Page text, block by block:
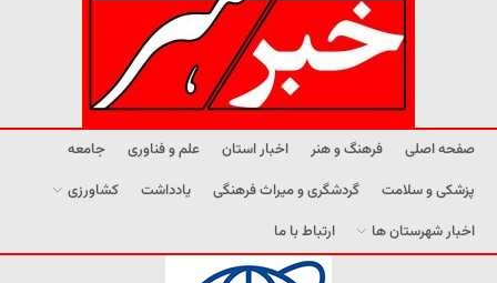
صفحه اصلی فرهنگ و هنر اخبار استان علم و فناوری
جامعه
پزشکی و سلامت
گردشگری و میراث فرهنگی یادداشت
کشاورزی
اخبار شهرستان ها
ارتباط با ما